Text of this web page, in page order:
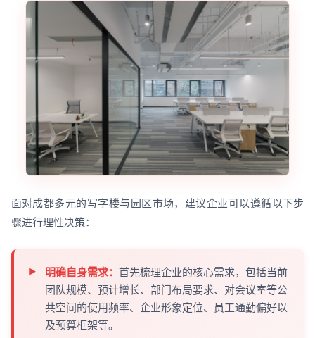
面对成都多元的写字楼与园区市场，建议企业可以遵循以下步
骤进行理性决策：
明确自身需求： 首先梳理企业的核心需求，包括当前
团队规模、预计增长、部门布局要求、对会议室等公
共空间的使用频率、企业形象定位、员工通勤偏好以
及预算框架等。